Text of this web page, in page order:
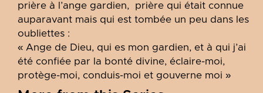
prière à l’ange gardien, prière qui était connue
auparavant mais qui est tombée un peu dans les
oubliettes :
« Ange de Dieu, qui es mon gardien, et à qui j’ai
été confiée par la bonté divine, éclaire-moi,
protège-moi, conduis-moi et gouverne moi »